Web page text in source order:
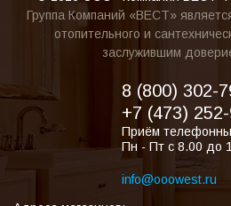
Группа Компаний «ВЕСТ»
отопительного и
заслужившим
8 (800) 302-
+7 (473)
Приём
Пн - Пт с 8.00 до
info@ooowest.ru